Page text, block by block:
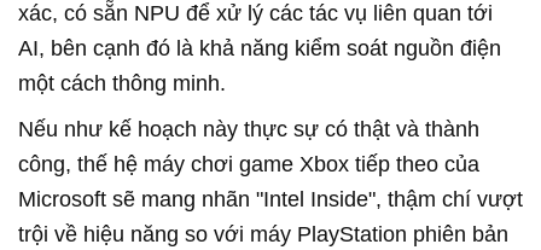
xác, có sẵn NPU để xử lý các tác vụ liên quan tới
AI, bên cạnh đó là khả năng kiểm soát nguồn điện
một cách thông minh.
Nếu như kế hoạch này thực sự có thật và thành
công, thế hệ máy chơi game Xbox tiếp theo của
Microsoft sẽ mang nhãn "Intel Inside", thậm chí vượt
trội về hiệu năng so với máy PlayStation phiên bản